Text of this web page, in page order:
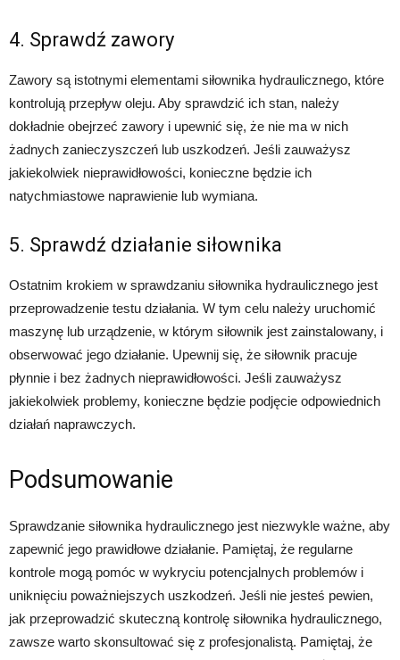
4. Sprawdź zawory
Zawory są istotnymi elementami siłownika hydraulicznego, które
kontrolują przepływ oleju. Aby sprawdzić ich stan, należy
dokładnie obejrzeć zawory i upewnić się, że nie ma w nich
żadnych zanieczyszczeń lub uszkodzeń. Jeśli zauważysz
jakiekolwiek nieprawidłowości, konieczne będzie ich
natychmiastowe naprawienie lub wymiana.
5. Sprawdź działanie siłownika
Ostatnim krokiem w sprawdzaniu siłownika hydraulicznego jest
przeprowadzenie testu działania. W tym celu należy uruchomić
maszynę lub urządzenie, w którym siłownik jest zainstalowany, i
obserwować jego działanie. Upewnij się, że siłownik pracuje
płynnie i bez żadnych nieprawidłowości. Jeśli zauważysz
jakiekolwiek problemy, konieczne będzie podjęcie odpowiednich
działań naprawczych.
Podsumowanie
Sprawdzanie siłownika hydraulicznego jest niezwykle ważne, aby
zapewnić jego prawidłowe działanie. Pamiętaj, że regularne
kontrole mogą pomóc w wykryciu potencjalnych problemów i
uniknięciu poważniejszych uszkodzeń. Jeśli nie jesteś pewien,
jak przeprowadzić skuteczną kontrolę siłownika hydraulicznego,
zawsze warto skonsultować się z profesjonalistą. Pamiętaj, że